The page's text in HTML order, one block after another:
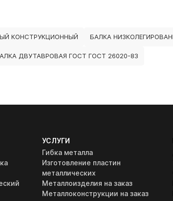
КОНСТРУКЦИОННЫЙ БАЛКА
ДВУТАВРОВАЯ ГОСТ ГОСТ 26020-83
УСЛУГИ
Гибка металла
Изготовление пластин
металлических
Металлоизделия на заказ
Металлоконструкции на заказ